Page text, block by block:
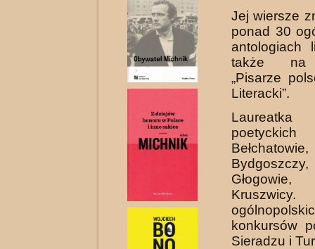
Jej wiersze
ponad 30
antologiach
także na
„Pisarze
Literacki”.
Laureatka
Bełchatowie,
konkursów
Sieradzu i